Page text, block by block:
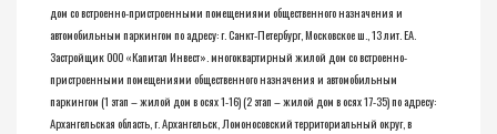
дом со встроенно-пристроенными помещениями общественного назначения и
автомобильным паркингом по адресу: г. Санкт-Петербург, Московское ш., 13 лит. ЕА.
Застройщик ООО «Капитал Инвест». многоквартирный жилой дом со встроенно-
пристроенными помещениями общественного назначения и автомобильным
паркингом (1 этап – жилой дом в осях 1-16) (2 этап – жилой дом в осях 17-35) по адресу:
Архангельская область, г. Архангельск, Ломоносовский территориальный округ, в